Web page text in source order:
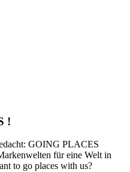
!
GOING PLACES
für eine Welt in
to go places with us?